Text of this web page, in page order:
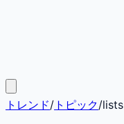
トレンド/ トピック/lists